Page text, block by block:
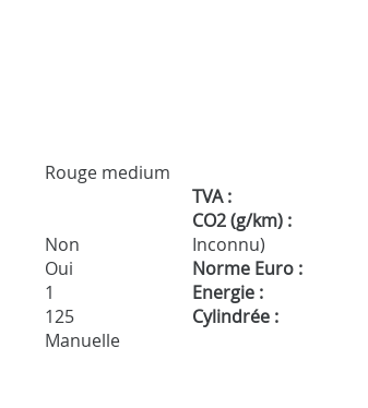
Rouge medium
TVA :
Non
CO2 (g/km) :
Inconnu)
Oui Norme Euro :
1 Energie :
125 Cylindrée :
Manuelle